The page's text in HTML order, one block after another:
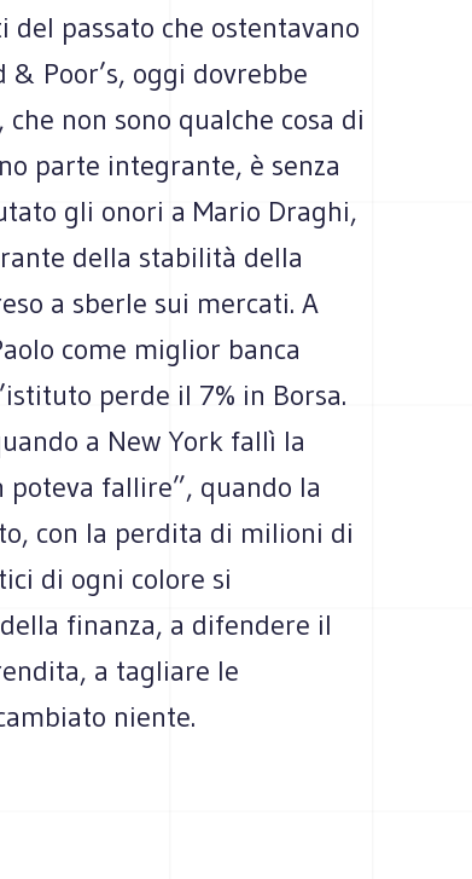
passato che ostentavano
& Poor’s, oggi dovrebbe
non sono qualche cosa di
parte integrante, è senza
gli onori a Mario Draghi,
della stabilità della
a sberle sui mercati. A
come miglior banca
perde il 7% in Borsa.
a New York fallì la
poteva fallire”, quando la
con la perdita di milioni di
di ogni colore si
finanza, a difendere il
a tagliare le
niente.